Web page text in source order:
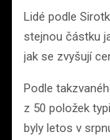
Lidé podle
stejnou částku
jak se zvyšují
Podle
z 50 položek
byly letos v